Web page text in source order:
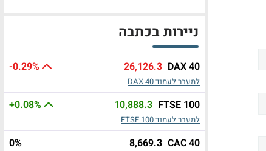
ניירות בכתבה
DAX 40
26,126.3
-0.29%
למעבר לעמוד DAX 40
FTSE 100
10,888.3
+0.08%
למעבר לעמוד FTSE 100
CAC 40
8,669.3
0%